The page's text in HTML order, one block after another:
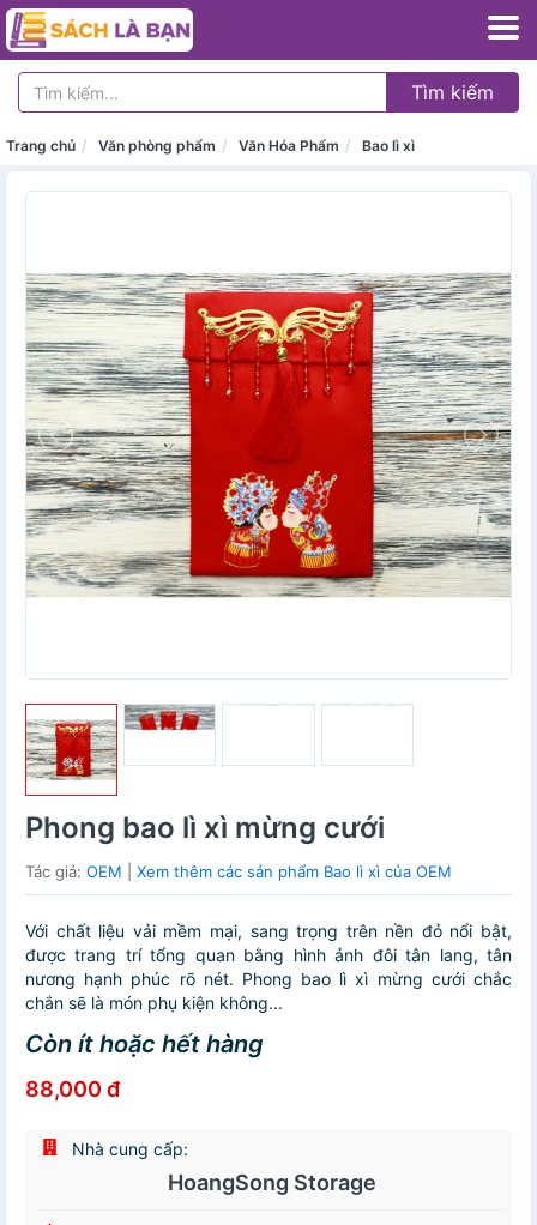
Tìm kiếm
Trang chủ Văn phòng phẩm Văn Hóa Phẩm Bao lì xì
Phong bao lì xì mừng cưới
Tác giả: OEM Xem thêm các sản phẩm Bao lì xì của OEM
Với chất liệu vải mềm mại, sang trọng trên nền đỏ nổi bật,
được trang trí tổng quan bằng hình ảnh đôi tân lang, tân
nương hạnh phúc rõ nét. Phong bao lì xì mừng cưới chắc
chắn sẽ là món phụ kiện không...
Còn ít hoặc hết hàng
88,000 đ
Nhà cung cấp:
HoangSong Storage